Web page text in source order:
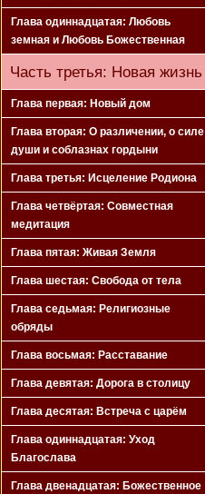
Глава одиннадцатая: Любовь
земная и Любовь Божественная
Часть третья: Новая жизнь
Глава первая: Новый дом
Глава вторая: О различении, о силе
души и соблазнах гордыни
Глава третья: Исцеление Родиона
Глава четвёртая: Совместная
медитация
Глава пятая: Живая Земля
Глава шестая: Свобода от тела
Глава седьмая: Религиозные
обряды
Глава восьмая: Расставание
Глава девятая: Дорога в столицу
Глава десятая: Встреча с царём
Глава одиннадцатая: Уход
Благослава
Глава двенадцатая: Божественное